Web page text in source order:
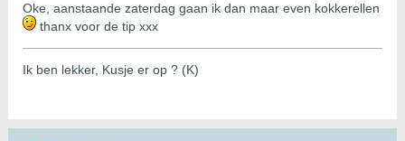
Oke, aanstaande zaterdag gaan ik dan maar even kokkerellen
thanx voor de tip xxx
Ik ben lekker, Kusje er op ? (K)